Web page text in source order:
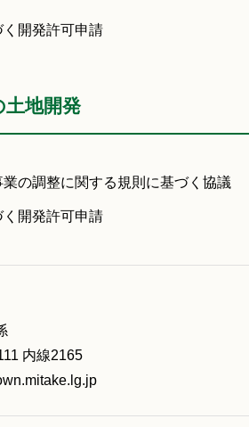
開発許可申請
土地開発
の調整に関する規則に基づく協議
開発許可申請
内線2165